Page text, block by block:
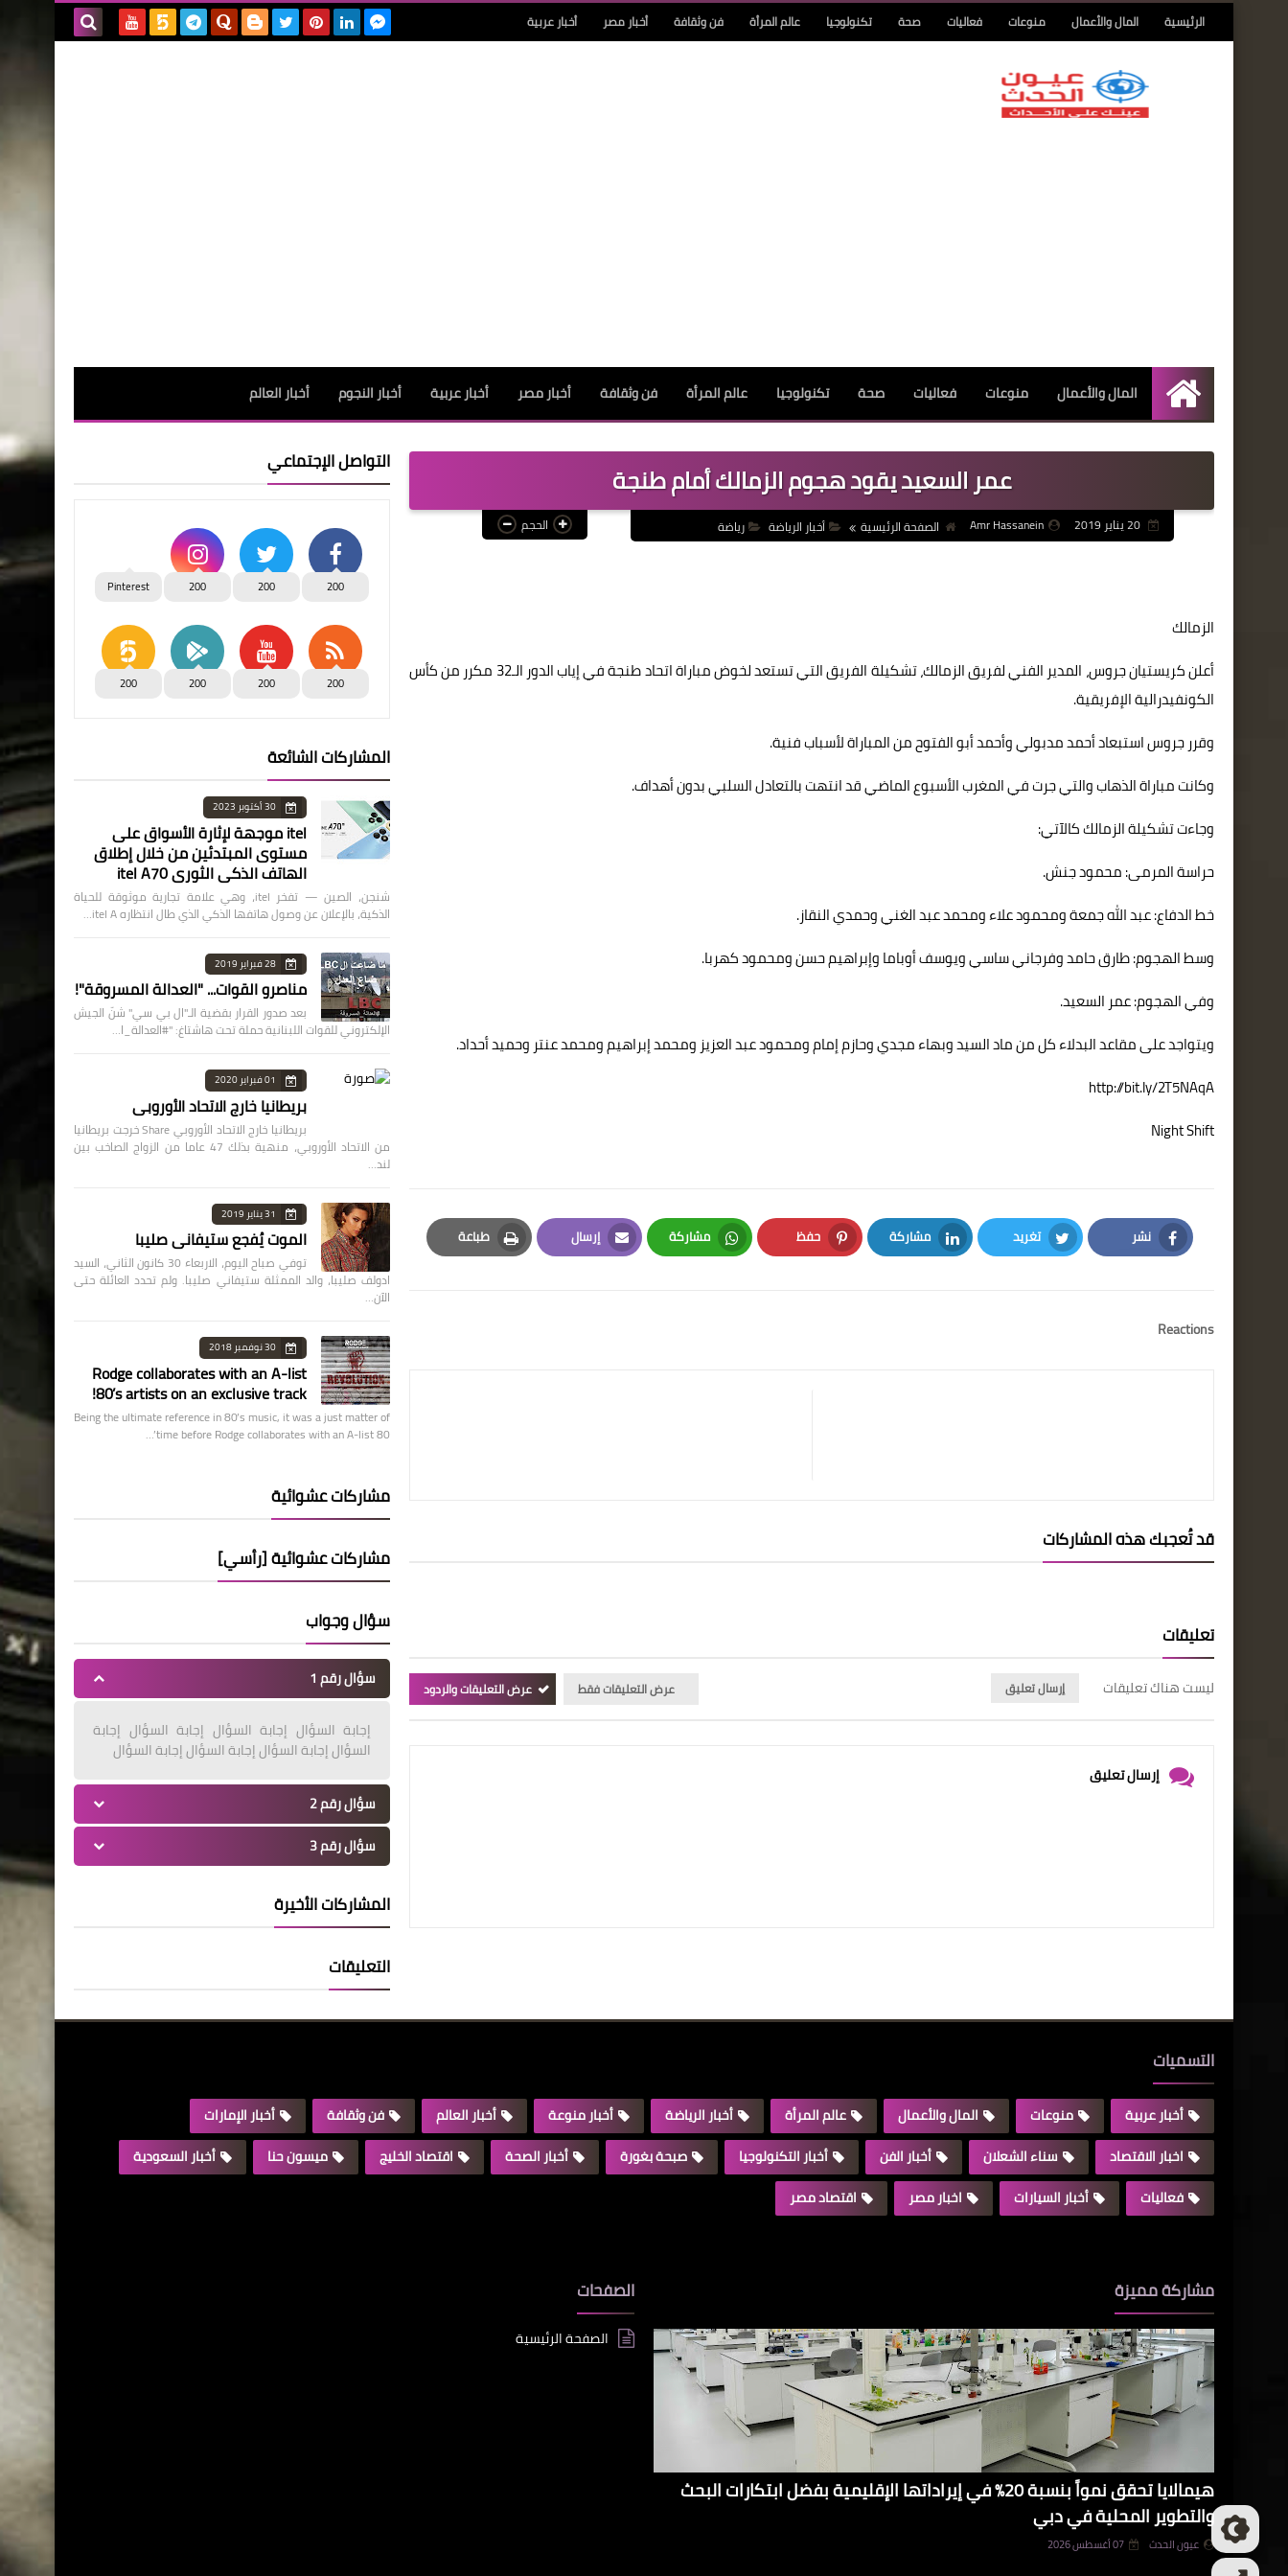
الرئيسية المال والأعمال منوعات فعاليات صحة تكنولوجيا عالم المرأة فن وثقافة أخبار مصر أخبار عربية
الرئيسية
المال والأعمال منوعات فعاليات صحة تكنولوجيا عالم المرأة فن وثقافة أخبار مصر أخبار عربية أخبار النجوم أخبار العالم
عمر السعيد يقود هجوم الزمالك أمام طنجة
Amr Hassanein الصفحة الرئيسية أخبار الرياضة رياضة الحجم
الزمالك
أعلن كريستيان جروس، المدير الفني لفريق الزمالك، تشكيلة الفريق التي تستعد لخوض مباراة اتحاد طنجة في إياب الدور الـ32 مكرر من كأس
الكونفيدرالية الإفريقية.
وقرر جروس استبعاد أحمد مدبولي وأحمد أبو الفتوح من المباراة لأسباب فنية.
وكانت مباراة الذهاب والتي جرت في المغرب الأسبوع الماضي قد انتهت بالتعادل السلبي بدون أهداف.
وجاءت تشكيلة الزمالك كالآتي:
حراسة المرمى: محمود جنش.
خط الدفاع: عبد الله جمعة ومحمود علاء ومحمد عبد الغني وحمدي النقاز.
وسط الهجوم: طارق حامد وفرجاني ساسي ويوسف أوباما وإبراهيم حسن ومحمود كهربا.
وفي الهجوم: عمر السعيد.
ويتواجد على مقاعد البدلاء كل من ماد السيد وبهاء مجدي وحازم إمام ومحمود عبد العزيز ومحمد إبراهيم ومحمد عنتر وحميد أحداد.
http://bit.ly/2T5NAqA
Night Shift
نشر
Facebook
تغريد
Twitter
مشاركة
LinkedIn
حفظ
Pinterest
مشاركة
Whatsapp
إرسال
Email
طباعة
Print
Reactions
قد تُعجبك هذه المشاركات
تعليقات
ليست هناك تعليقات إرسال تعليق عرض التعليقات فقط عرض التعليقات والردود
إرسال تعليق
التواصل الإجتماعي
200
200
200
Pinterest
200
200
200
200
المشاركات الشائعة
30 أكتوبر 2023
itel موجهة لإثارة الأسواق على
مستوى المبتدئين من خلال إطلاق
الهاتف الذكي الثوري itel A70
شنجن، الصين — تفخر itel، وهي علامة تجارية موثوقة للحياة
الذكية، بالإعلان عن وصول هاتفها الذكي الذي طال انتظاره itel A…
28 فبراير 2019
مناصرو القوات... "العدالة المسروقة"!
بعد صدور القرار بقضية الـ"ال بي سي" شنّ الجيش
الإلكتروني للقوات اللبنانية حملة تحت هاشتاغ: "#العدالة_ا…
01 فبراير 2020
بريطانيا خارج الاتحاد الأوروبي
بريطانيا خارج الاتحاد الأوروبي Share خرجت بريطانيا
من الاتحاد الأوروبي، منهية بذلك 47 عاما من الزواج الصاخب بين
لند…
31 يناير 2019
الموت يُفجع ستيفاني صليبا
توفي صباح اليوم، الاربعاء 30 كانون الثاني، السيد
ادولف صليبا، والد الممثلة ستيفاني صليبا. ولم تحدد العائلة حتى
الآن…
30 نوفمبر 2018
Rodge collaborates with an A-list
80’s artists on an exclusive track!
Being the ultimate reference in 80’s music, it was a just matter of
time before Rodge collaborates with an A-list 80’…
مشاركات عشوائية
مشاركات عشوائية [رأسي]
سؤال وجواب
سؤال رقم 1
إجابة السؤال إجابة السؤال إجابة السؤال إجابة
السؤال إجابة السؤال إجابة السؤال إجابة السؤال
سؤال رقم 2
سؤال رقم 3
المشاركات الأخيرة
التعليقات
التسميات
أخبار عربية منوعات المال والأعمال عالم المرأة أخبار الرياضة أخبار منوعة أخبار العالم فن وثقافة
أخبار الإمارات
اخبار الاقتصاد
سناء الشعلان أخبار الفن أخبار التكنولوجيا صبحة بغورة أخبار الصحة اقتصاد الخليج ميسون حنا
أخبار السعودية
فعاليات
أخبار السيارات اخبار مصر اقتصاد مصر
مشاركة مميزة
هيمالايا تحقق نمواً بنسبة 20% في إيراداتها الإقليمية بفضل ابتكارات البحث
والتطوير المحلية في دبي
عيون الحدث 07 أغسطس 2026
الصفحات
الصفحة الرئيسية